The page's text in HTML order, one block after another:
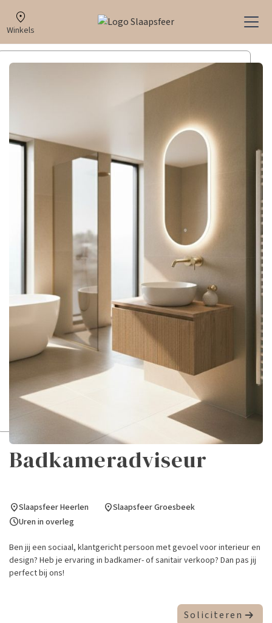
Winkels
Badkameradviseur
location_onSlaapsfeer Heerlen location_onSlaapsfeer Groesbeek
scheduleUren in overleg
Ben jij een sociaal, klantgericht persoon met gevoel voor interieur en
design? Heb je ervaring in badkamer- of sanitair verkoop? Dan pas jij
perfect bij ons!
Soliciteren